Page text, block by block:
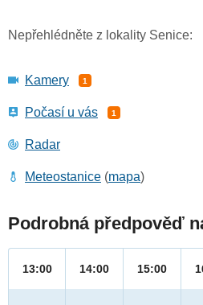
Nepřehlédněte z lokality Senice:
Kamery 1
Počasí u vás 1
Radar
Meteostanice (mapa)
Podrobná předpověď
13:00 14:00 15:00